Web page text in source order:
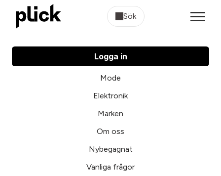
Sök
Logga in
Mode
Elektronik
Märken
Om oss
Nybegagnat
Vanliga frågor